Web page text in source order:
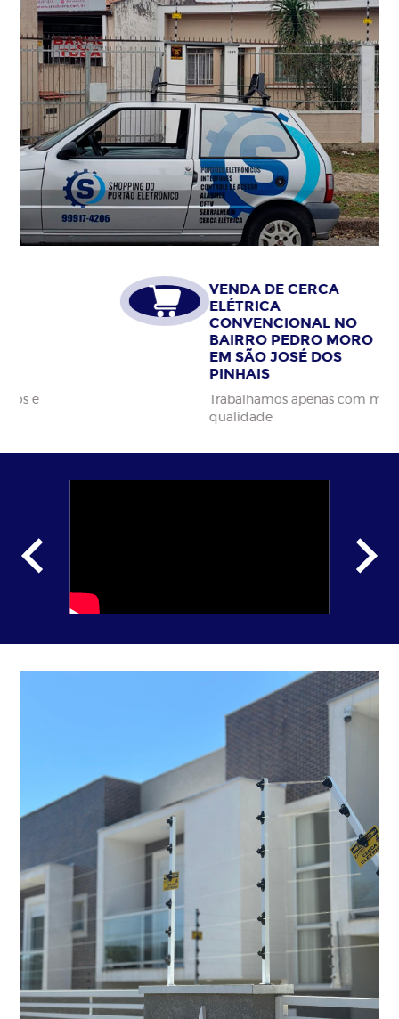
VENDA DE CERCA
ELÉTRICA
CONVENCIONAL NO
BAIRRO PEDRO MORO
EM SÃO JOSÉ DOS
Trabalhamos apenas com materiais da alta